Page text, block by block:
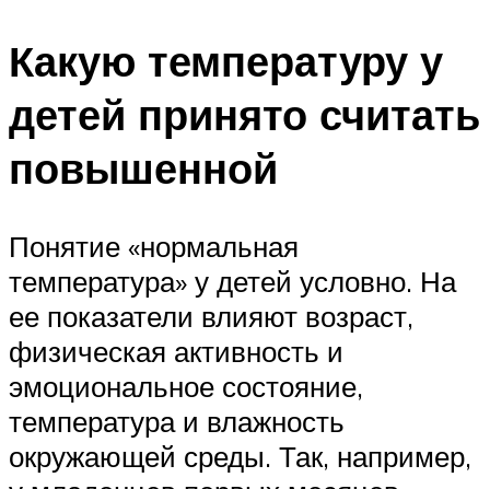
Какую температуру у
детей принято считать
повышенной
Понятие «нормальная
температура» у детей условно. На
ее показатели влияют возраст,
физическая активность и
эмоциональное состояние,
температура и влажность
окружающей среды. Так, например,